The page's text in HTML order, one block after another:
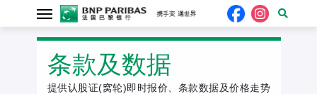
条款及数据
提供认股证(窝轮)即时报价、条款数据及价格走势